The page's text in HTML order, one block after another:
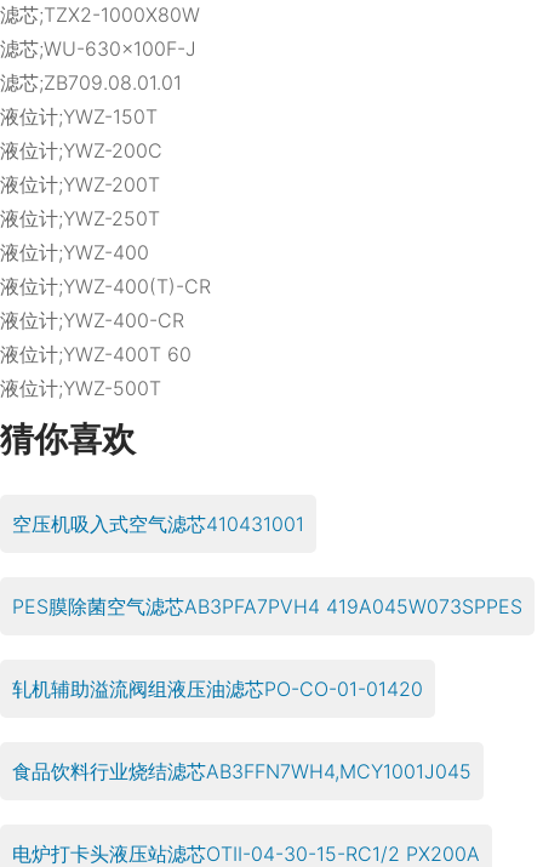
滤芯;TZX2-1000X80W
滤芯;WU-630×100F-J
滤芯;ZB709.08.01.01
液位计;YWZ-150T
液位计;YWZ-200C
液位计;YWZ-200T
液位计;YWZ-250T
液位计;YWZ-400
液位计;YWZ-400(T)-CR
液位计;YWZ-400-CR
液位计;YWZ-400T 60
液位计;YWZ-500T
猜你喜欢
空压机吸入式空气滤芯410431001
PES膜除菌空气滤芯AB3PFA7PVH4 419A045W073SPPES
轧机辅助溢流阀组液压油滤芯PO-CO-01-01420
食品饮料行业烧结滤芯AB3FFN7WH4,MCY1001J045
电炉打卡头液压站滤芯OTII-04-30-15-RC1/2 PX200A